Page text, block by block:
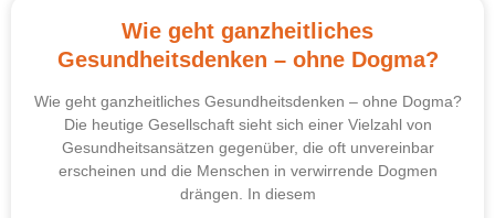
Wie geht ganzheitliches
Gesundheitsdenken – ohne Dogma?
Wie geht ganzheitliches Gesundheitsdenken – ohne Dogma?
Die heutige Gesellschaft sieht sich einer Vielzahl von
Gesundheitsansätzen gegenüber, die oft unvereinbar
erscheinen und die Menschen in verwirrende Dogmen
drängen. In diesem